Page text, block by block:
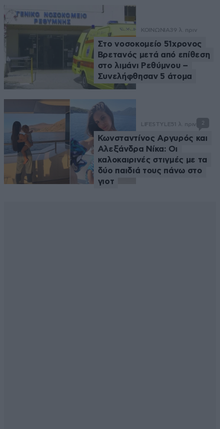
ΚΟΙΝΩΝΙΑ39 λ. πριν
Στο νοσοκομείο 51χρονος
Βρετανός μετά από επίθεση
στο λιμάνι Ρεθύμνου –
Συνελήφθησαν 5 άτομα
LIFESTYLE51 λ. πριν 2
Κωνσταντίνος Αργυρός και
Αλεξάνδρα Νίκα: Οι
καλοκαιρινές στιγμές με τα
δύο παιδιά τους πάνω στο
γιοτ